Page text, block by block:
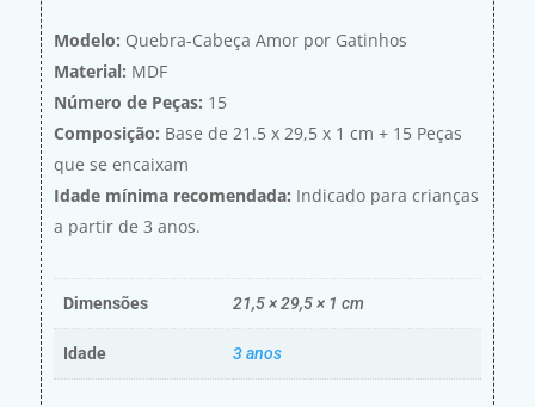
Modelo: Quebra-Cabeça Amor por Gatinhos
Material: MDF
Número de Peças: 15
Composição: Base de 21.5 x 29,5 x 1 cm + 15 Peças
que se encaixam
Idade mínima recomendada: Indicado para crianças
a partir de 3 anos.
Dimensões 21,5 × 29,5 × 1 cm
Idade 3 anos